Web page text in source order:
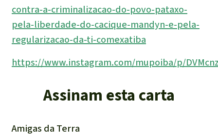
contra-a-criminalizacao-do-povo-pataxo-
pela-liberdade-do-cacique-mandyn-e-pela-
regularizacao-da-ti-comexatiba
https://www.instagram.com/mupoiba/p/
Assinam esta carta
Amigas da Terra